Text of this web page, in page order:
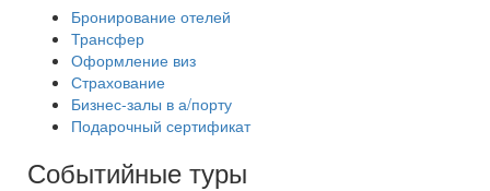
Бронирование отелей
Трансфер
Оформление виз
Страхование
Бизнес-залы в а/порту
Подарочный сертификат
Событийные туры